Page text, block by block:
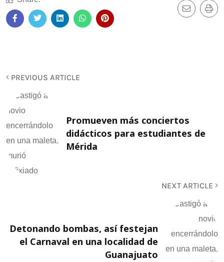
PREVIOUS ARTICLE
Promueven más conciertos
didácticos para estudiantes de
Mérida
NEXT ARTICLE
Detonando bombas, así festejan
el Carnaval en una localidad de
Guanajuato